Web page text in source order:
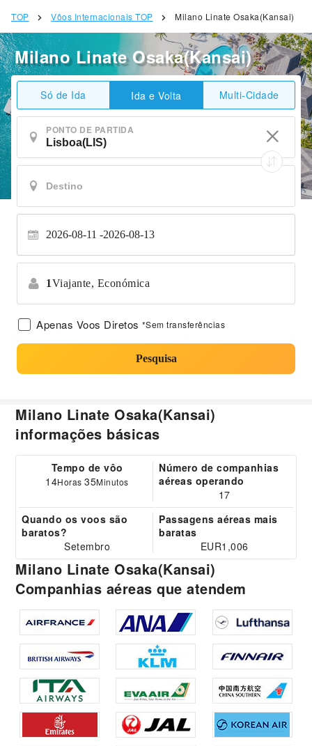
TOP Vôos Internacionais TOP Milano Linate Osaka(Kansai)
Milano Linate Osaka(Kansai)
Só de Ida Ida e Volta Multi-Cidade
PONTO DE PARTIDA
2026-08-11 2026-08-13
1Viajante, Económica
Apenas Voos Diretos *Sem transferências
Pesquisa
Milano Linate Osaka(Kansai)
informações básicas
Tempo de vôo
14Horas35Minutos
Número de companhias
aéreas operando
17
Quando os voos são
baratos?
Setembro
Passagens aéreas mais
baratas
EUR1,006
Milano Linate Osaka(Kansai)
Companhias aéreas que atendem